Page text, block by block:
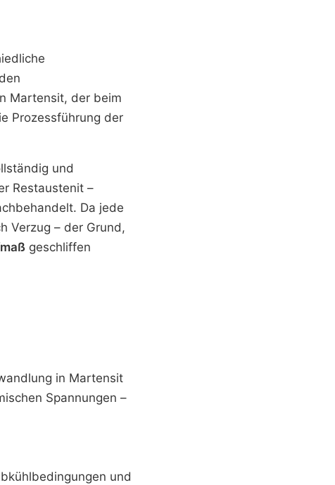
Martensit, der beim
Prozessführung der
und
Restaustenit –
Da jede
Verzug – der Grund,
geschliffen
in Martensit
Spannungen –
und